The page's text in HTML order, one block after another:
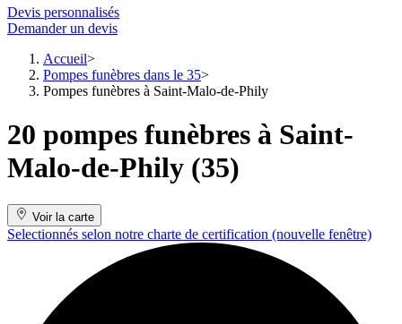
Devis personnalisés
Demander un devis
Accueil
Pompes funèbres dans le 35
Pompes funèbres à Saint-Malo-de-Phily
20 pompes funèbres à Saint-
Malo-de-Phily (35)
Voir la carte
Selectionnés selon notre charte de certification (nouvelle fenêtre)